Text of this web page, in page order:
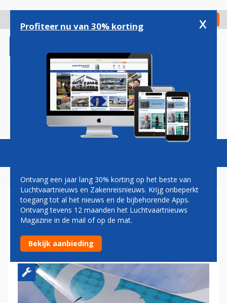
gaan
Check in
Magazine Podcasts Vacatures
CHINESE MAATSCHAPPIJEN
GAAN WEER BOEING MAX'EN
AFNEMEN
Profiteer nu van 30% korting x
Ontvang een jaar lang 30% korting op het beste van
Luchtvaartnieuws en Zakenreisnieuws. Krijg onbeperkt
toegang tot al het nieuws en de bijbehorende Apps.
Ontvang tevens 12 maanden het Luchtvaartnieuws
Magazine in de mail of op de mat.
Bekijk aanbieding